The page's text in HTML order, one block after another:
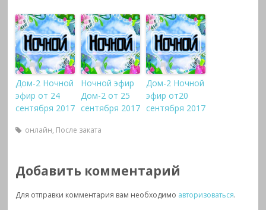
Дом-2 Ночной
эфир от 24
сентября 2017
Ночной эфир
Дом-2 от 25
сентября 2017
Дом-2 Ночной
эфир от20
сентября 2017
онлайн, После заката
Добавить комментарий
Для отправки комментария вам необходимо авторизоваться.